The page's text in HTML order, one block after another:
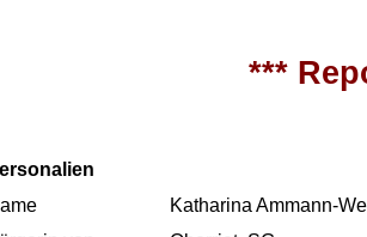
***
Katharina Ammann-